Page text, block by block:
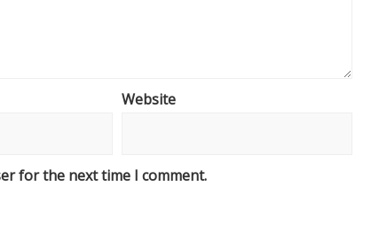
Website
for the next time I comment.